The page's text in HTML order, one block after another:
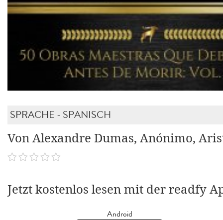
SPRACHE - SPANISCH
Von Alexandre Dumas, Anónimo,
Jetzt kostenlos lesen mit der readfy
Android